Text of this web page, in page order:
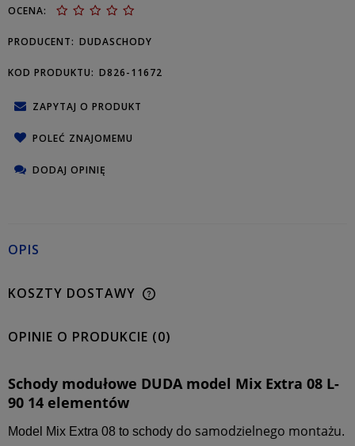
OCENA:
PRODUCENT: DUDASCHODY
KOD PRODUKTU: D826-11672
ZAPYTAJ O PRODUKT
POLEĆ ZNAJOMEMU
DODAJ OPINIĘ
OPIS
KOSZTY DOSTAWY
OPINIE O PRODUKCIE (0)
Schody modułowe DUDA model Mix Extra 08 L-
90 14 elementów
Model Mix Extra 08 to schody do samodzielnego montażu.